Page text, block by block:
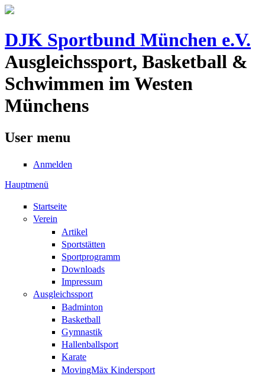
DJK Sportbund München e.V.
Ausgleichssport, Basketball &
Schwimmen im Westen
Münchens
User menu
Anmelden
Hauptmenü
Startseite
Verein
Artikel
Sportstätten
Sportprogramm
Downloads
Impressum
Ausgleichssport
Badminton
Basketball
Gymnastik
Hallenballsport
Karate
MovingMäx Kindersport